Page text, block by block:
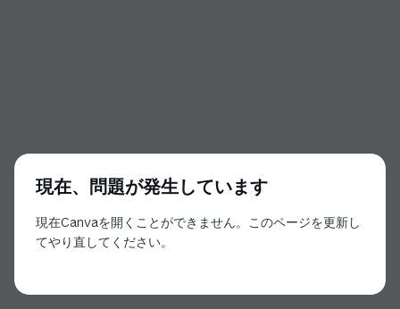
現在、問題が発生しています
現在Canvaを開くことができません。このページを更新し
てやり直してください。